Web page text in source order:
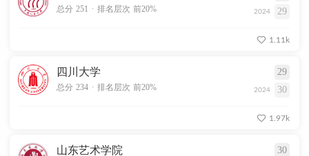
总分 251 . 排名层次 前20% 2024 29
1.11k
四川大学 29
总分 234 . 排名层次 前20% 2024 30
1.97k
山东艺术学院 30